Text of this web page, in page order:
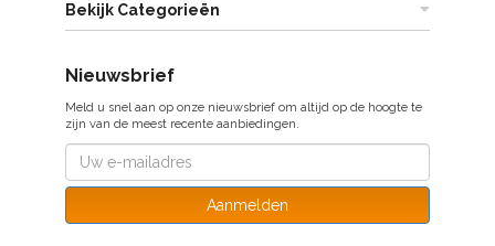
Bekijk Categorieën
Nieuwsbrief
Meld u snel aan op onze nieuwsbrief om altijd op de hoogte te
zijn van de meest recente aanbiedingen.
Aanmelden